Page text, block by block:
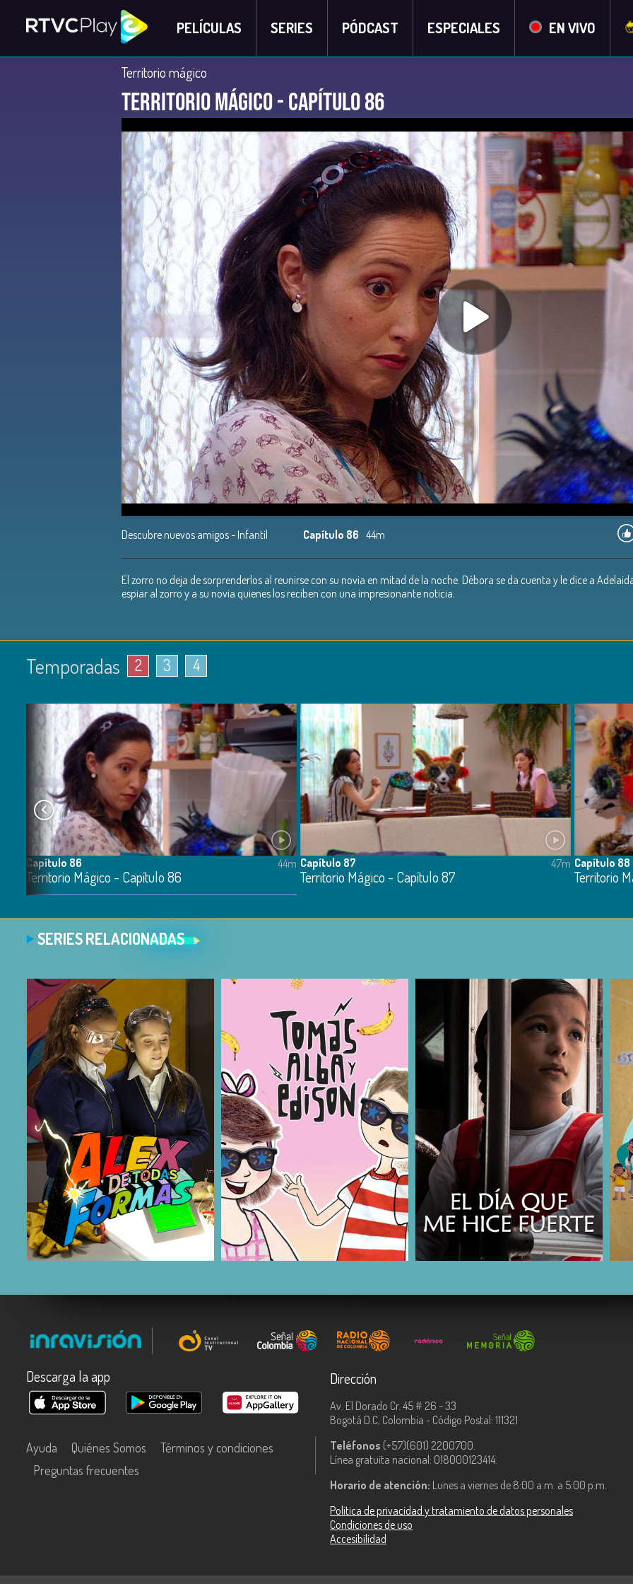
PELÍCULAS SERIES PÓDCAST ESPECIALES EN VIVO
Territorio mágico
Territorio Mágico - Capítulo 86
Descubre nuevos amigos - Infantil Capítulo 86 44m
El zorro no deja de sorprenderlos al reunirse con su novia en mitad de la noche. Débora se da cuenta y le dice a
espiar al zorro y a su novia quienes los reciben con una impresionante noticia.
Temporadas 2 3 4
Capítulo 86
Territorio Mágico - Capítulo 86
44m Capítulo 87
Territorio Mágico - Capítulo 87
47m Capítulo 88
Territorio
SERIES RELACIONADAS
COMPARTIR COMPARTIR COMPARTIR
Descarga la app
Ayuda Quiénes Somos
Términos y condiciones
Preguntas frecuentes
Dirección
Av. El Dorado Cr. 45 # 26 - 33
Bogotá D.C, Colombia - Código Postal: 111321
Teléfonos (+57)(601) 2200700.
Línea gratuita nacional: 018000123414.
Horario de atención: Lunes a viernes de 8:00 a.m. a 5:00 p.m.
Política de privacidad y tratamiento de datos personales
Condiciones de uso
Accesibilidad